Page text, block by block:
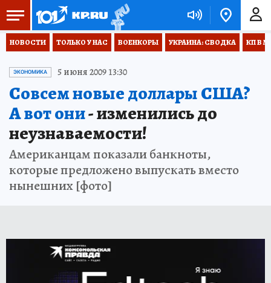
НОВОСТИ ТОЛЬКО У НАС ВОЕНКОРЫ УКРАИНА: СВОДКА КП В
ЭКОНОМИКА 5 июня 2009 13:30
Совсем новые доллары США?
А вот они- изменились до
неузнаваемости!
Американцам показали банкноты,
которые предложено выпускать вместо
нынешних [фото]